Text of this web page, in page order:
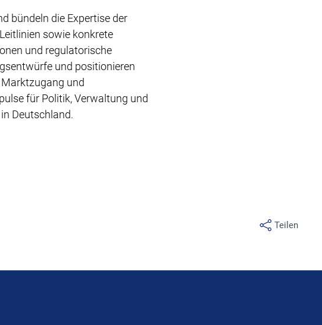
bündeln die Expertise der
sowie konkrete
und regulatorische
und positionieren
und
für Politik, Verwaltung und
Deutschland.
Teilen